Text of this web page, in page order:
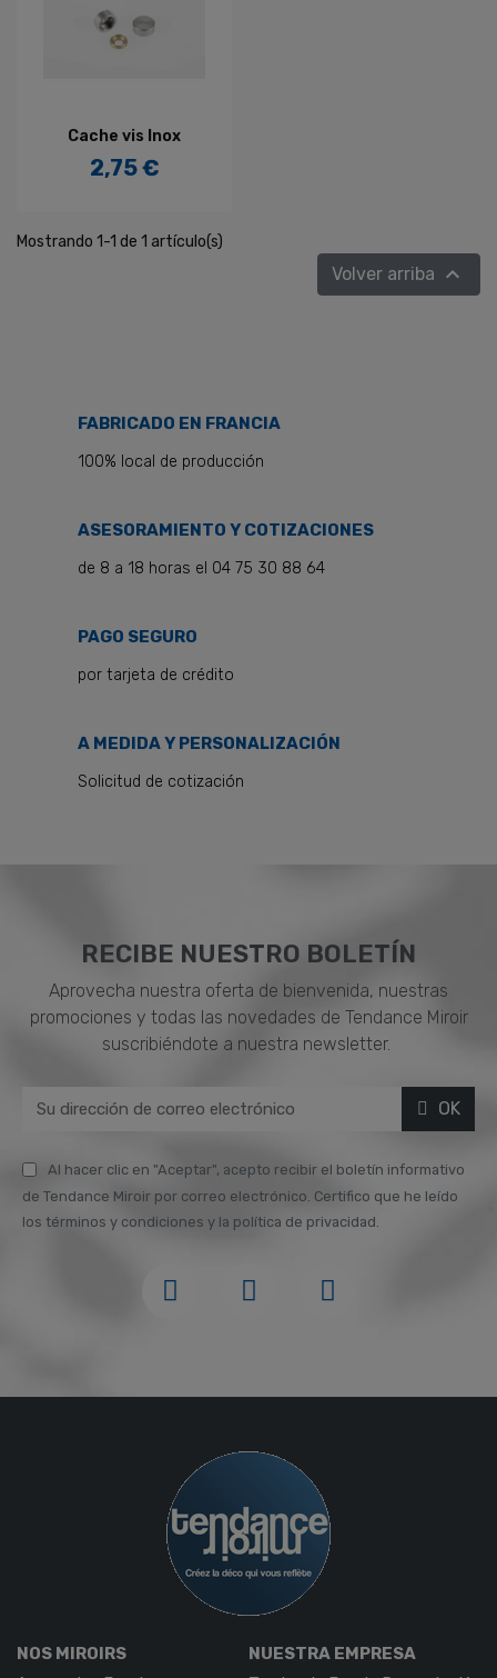
Cache vis Inox
Precio
2,75 €
Mostrando 1-1 de 1 artículo(s)
Volver arriba 
FABRICADO EN FRANCIA
100% local de producción
ASESORAMIENTO Y COTIZACIONES
de 8 a 18 horas el 04 75 30 88 64
PAGO SEGURO
por tarjeta de crédito
A MEDIDA Y PERSONALIZACIÓN
Solicitud de cotización
RECIBE NUESTRO BOLETÍN
Aprovecha nuestra oferta de bienvenida, nuestras
promociones y todas las novedades de Tendance Miroir
suscribiéndote a nuestra newsletter.
OK
Al hacer clic en "Aceptar", acepto recibir el boletín informativo
de Tendance Miroir por correo electrónico. Certifico que he leído
los términos y condiciones y la política de privacidad.
NOS MIROIRS NUESTRA EMPRESA